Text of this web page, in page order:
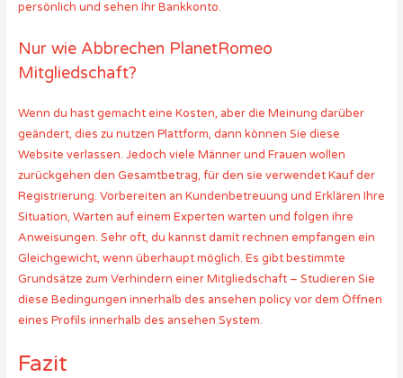
persönlich und sehen Ihr Bankkonto.
Nur wie Abbrechen PlanetRomeo
Mitgliedschaft?
Wenn du hast gemacht eine Kosten, aber die Meinung darüber
geändert, dies zu nutzen Plattform, dann können Sie diese
Website verlassen. Jedoch viele Männer und Frauen wollen
zurückgehen den Gesamtbetrag, für den sie verwendet Kauf der
Registrierung. Vorbereiten an Kundenbetreuung und Erklären Ihre
Situation, Warten auf einem Experten warten und folgen ihre
Anweisungen. Sehr oft, du kannst damit rechnen empfangen ein
Gleichgewicht, wenn überhaupt möglich. Es gibt bestimmte
Grundsätze zum Verhindern einer Mitgliedschaft – Studieren Sie
diese Bedingungen innerhalb des ansehen policy vor dem Öffnen
eines Profils innerhalb des ansehen System.
Fazit